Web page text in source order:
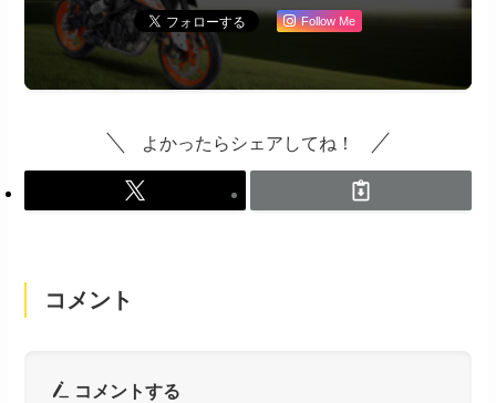
Follow Me
よかったらシェアしてね！
コメント
コメントする